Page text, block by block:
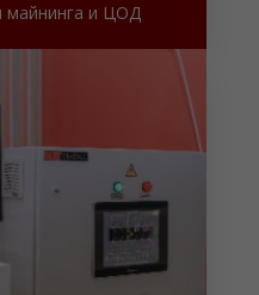
майнинга и ЦОД